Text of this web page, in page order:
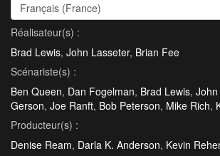
Français (France)
Réalisateur(s) :
Brad Lewis, John Lasseter, Brian Fee
Scénariste(s) :
Ben Queen, Dan Fogelman, Brad Lewis,
Gerson, Joe Ranft, Bob Peterson, Mike Rich,
Producteur(s) :
Denise Ream, Darla K. Anderson, Kevin